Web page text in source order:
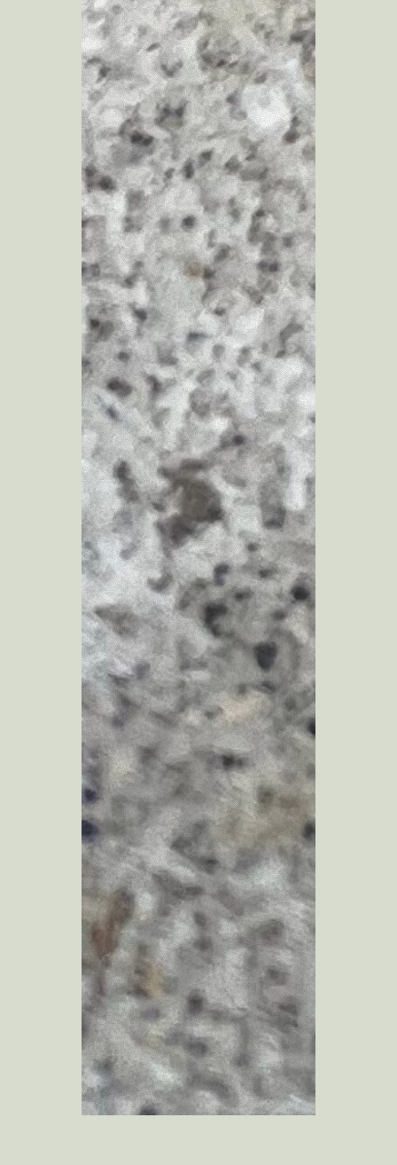
kobayashi studio takashima studio
Sghr Pop-up 御殿場
Shinoda Coffee Workshops phase 1
nicomaru
Nさんのための茶室
S/Aさんのための家
とんかつ仙成屋
Nk さんのための家
Shさんのための家
新井みせスタジオ
高滝コーポレートオフィス
Gさんのための家
Atelier for energy closet
石遊庵 待合
ライフアンドワークコミッションオフィス
Mさんのための家
小湊鐵道五井駅チケットセンター
Rさんのための家
Nさんのための家
Failover
Co-saten
LAUN-DRY
出口商店
日常こそドラマチック展 3
みんなでカレンダー展 2017
The Note book / Note book
Yさんのための家
cobuke coffee
Oさんのための家
Sさんのための家
Kさんのためのアパート
Tkさんのためのアパート
Tさんのためのアパート
Kさんのための家
つりはいらないよ食堂
住総研 2023
開宅舎のためのメンテナンス
開宅舎ディレクション
明日の郊外団地
拡張設計 吉野台団地 いすみがく
インターンを随時受け入れています